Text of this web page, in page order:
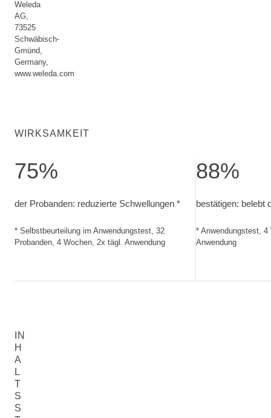
Weleda
AG,
73525
Schwäbisch-
Gmünd,
Germany,
www.weleda.com
WIRKSAMKEIT
75%
der Probanden: reduzierte Schwellungen *
* Selbstbeurteilung im Anwendungstest, 32
Probanden, 4 Wochen, 2x tägl. Anwendung
88%
bestätigen: belebt
* Anwendungstest,
Anwendung
IN
H
A
L
T
S
S